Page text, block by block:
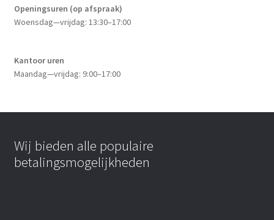
Openingsuren (op afspraak)
Woensdag—vrijdag: 13:30–17:00
Kantoor uren
Maandag—vrijdag: 9:00–17:00
Wij bieden alle populaire
betalingsmogelijkheden